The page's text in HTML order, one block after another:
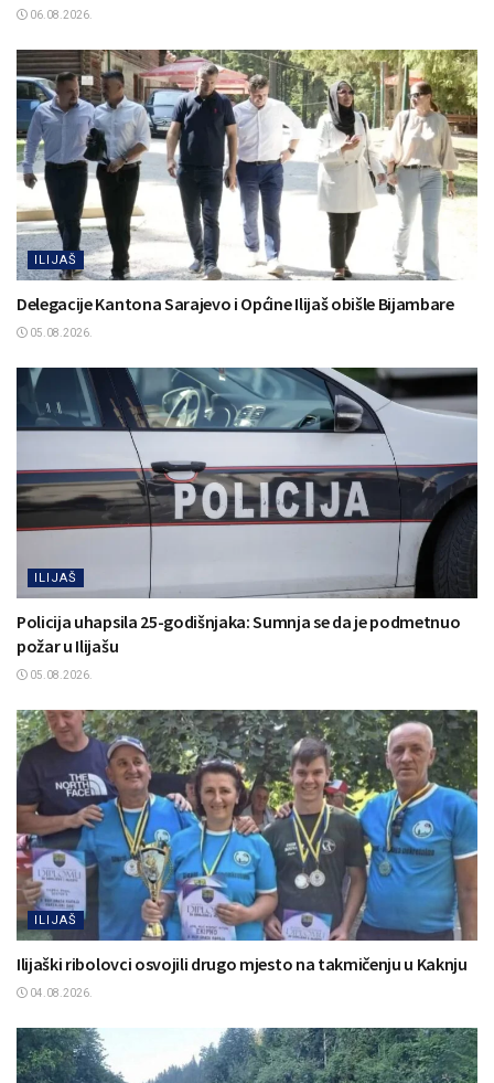
06.08.2026.
ILIJAŠ
Delegacije Kantona Sarajevo i Općine Ilijaš obišle Bijambare
05.08.2026.
ILIJAŠ
Policija uhapsila 25-godišnjaka: Sumnja se da je podmetnuo
požar u Ilijašu
05.08.2026.
ILIJAŠ
Ilijaški ribolovci osvojili drugo mjesto na takmičenju u Kaknju
04.08.2026.